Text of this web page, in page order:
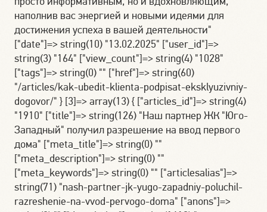
наполнив вас энергией и новыми идеями для
достижения успеха в вашей деятельности"
["date"]=> string(10) "13.02.2025" ["user_id"]=>
string(3) "164" ["view_count"]=> string(4) "1028"
["tags"]=> string(0) "" ["href"]=> string(60)
"/articles/kak-ubedit-klienta-podpisat-eksklyuzivniy-
dogovor/" } [3]=> array(13) { ["articles_id"]=> string(4)
"1910" ["title"]=> string(126) "Наш партнер ЖК "Юго-
Западный" получил разрешение на ввод первого
дома" ["meta_title"]=> string(0) ""
["meta_description"]=> string(0) ""
["meta_keywords"]=> string(0) "" ["articlesalias"]=>
string(71) "nash-partner-jk-yugo-zapadniy-poluchil-
razreshenie-na-vvod-pervogo-doma" ["anons"]=>